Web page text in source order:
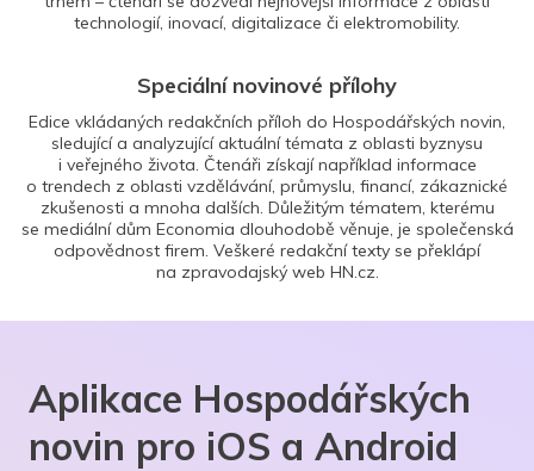
technologií, inovací, digitalizace či elektromobility.
Speciální novinové přílohy
Edice vkládaných redakčních příloh do Hospodářských novin,
sledující a analyzující aktuální témata z oblasti byznysu
i veřejného života. Čtenáři získají například informace
o trendech z oblasti vzdělávání, průmyslu, financí, zákaznické
zkušenosti a mnoha dalších. Důležitým tématem, kterému
se mediální dům Economia dlouhodobě věnuje, je společenská
odpovědnost firem. Veškeré redakční texty se překlápí
na zpravodajský web HN.cz.
Aplikace Hospodářských
novin pro iOS a Android